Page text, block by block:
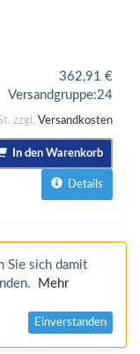
362,91 €
Versandgruppe:24
zzgl. Versandkosten
In den Warenkorb
Details
Sie sich damit
Mehr
Einverstanden